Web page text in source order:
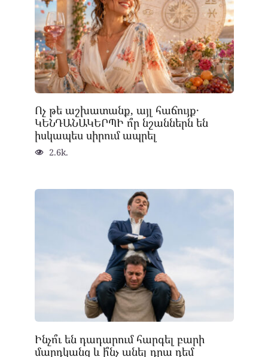
Ոչ թե աշխատանք, այլ հաճույք․
ԿԵՆԴԱՆԱԿԵՐՊԻ ո՞ր նշաններն են
իսկապես սիրում ապրել
2.6k.
Ինչո՞ւ են դադարում հարգել բարի
մարդկանց և ի՞նչ անել դրա դեմ